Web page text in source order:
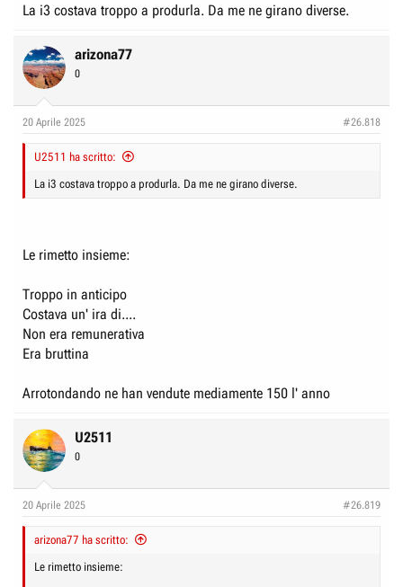
La i3 costava troppo a produrla. Da me ne girano diverse.
arizona77
0
20 Aprile 2025 #26.818
U2511 ha scritto:
La i3 costava troppo a produrla. Da me ne girano diverse.
Le rimetto insieme:
Troppo in anticipo
Costava un' ira di....
Non era remunerativa
Era bruttina
Arrotondando ne han vendute mediamente 150 l' anno
U2511
0
20 Aprile 2025 #26.819
arizona77 ha scritto:
Le rimetto insieme: